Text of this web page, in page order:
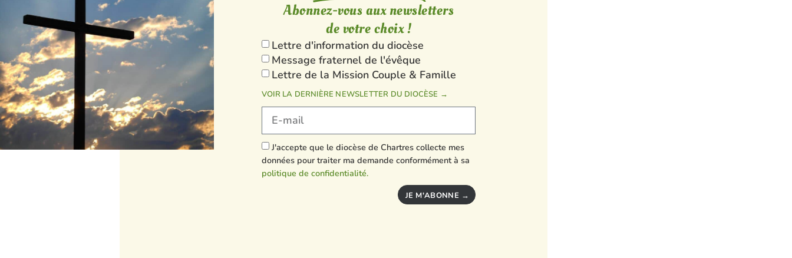
Abonnez-vous aux newsletters
de votre choix !
Lettre d'information du diocèse
Message fraternel de l'évêque
Lettre de la Mission Couple & Famille
VOIR LA DERNIÈRE NEWSLETTER DU DIOCÈSE →
J'accepte que le diocèse de Chartres collecte mes
données pour traiter ma demande conformément à sa
politique de confidentialité.
JE M'ABONNE →